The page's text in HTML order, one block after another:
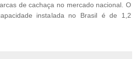
de cachaça no mercado nacional. O
instalada no Brasil é de 1,2